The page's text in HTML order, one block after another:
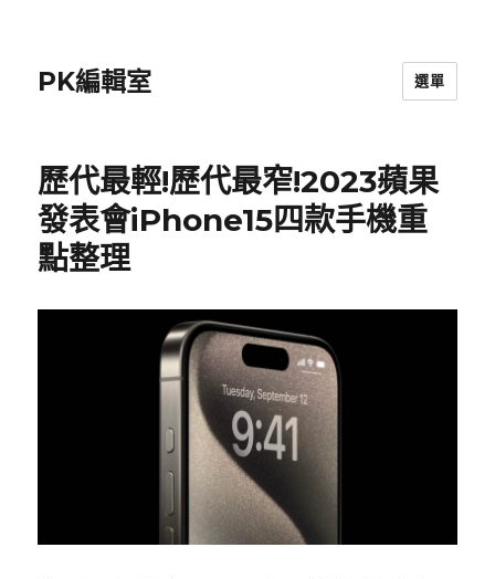
PK編輯室 選單
歷代最輕!歷代最窄!2023蘋果
發表會iPhone15四款手機重
點整理